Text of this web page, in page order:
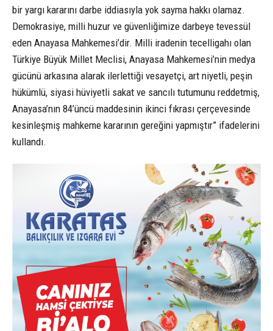
bir yargı kararını darbe iddiasıyla yok sayma hakkı olamaz.
Demokrasiye, milli huzur ve güvenliğimize darbeye tevessül
eden Anayasa Mahkemesi’dir. Milli iradenin tecelligahı olan
Türkiye Büyük Millet Meclisi, Anayasa Mahkemesi’nin medya
gücünü arkasına alarak ilerlettiği vesayetçi, art niyetli, peşin
hükümlü, siyasi hüviyetli sakat ve sancılı tutumunu reddetmiş,
Anayasa’nın 84’üncü maddesinin ikinci fıkrası çerçevesinde
kesinleşmiş mahkeme kararının gereğini yapmıştır” ifadelerini
kullandı.